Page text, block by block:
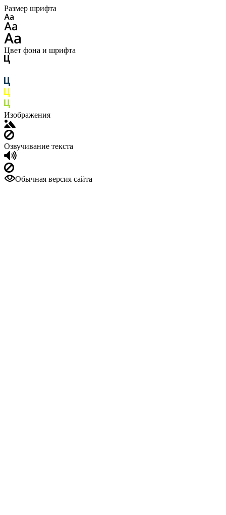
Размер шрифта
Цвет фона и шрифта
Изображения
Озвучивание текста
Обычная версия сайта